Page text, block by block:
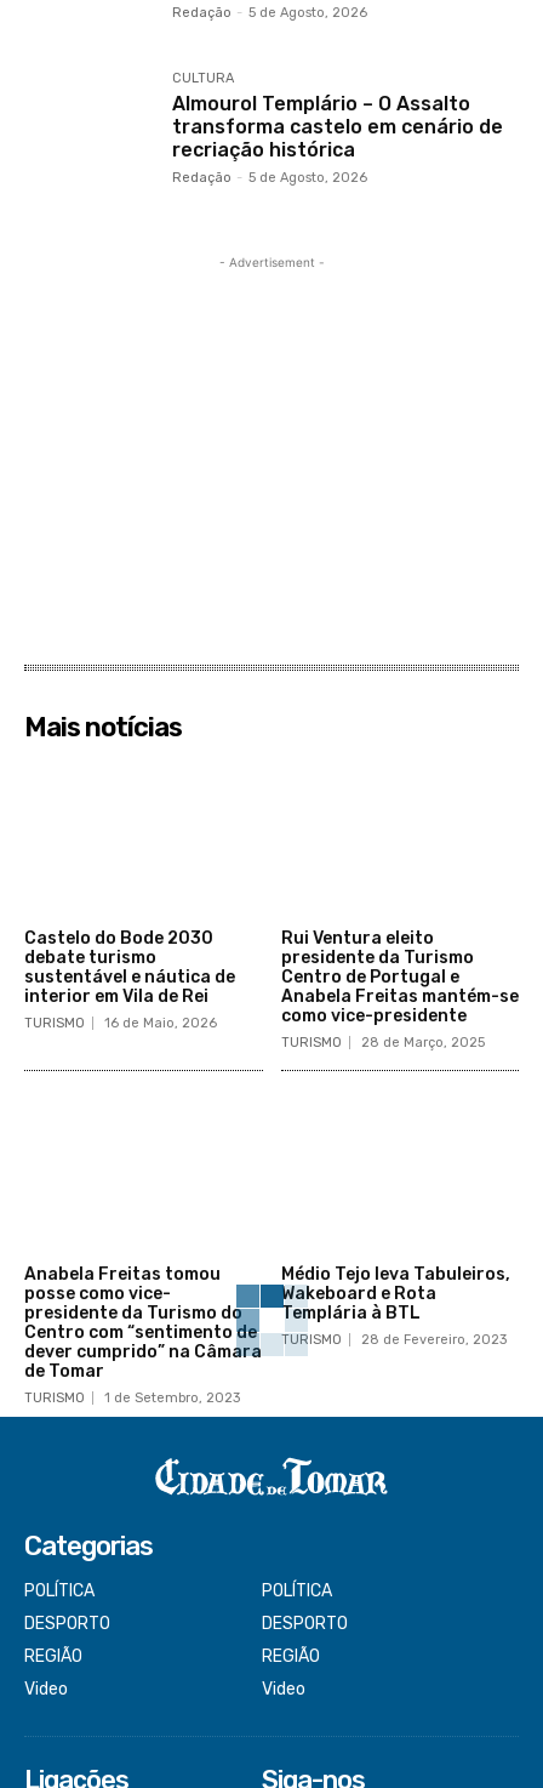
Redação - 5 de Agosto, 2026
CULTURA
Almourol Templário – O Assalto
transforma castelo em cenário de
recriação histórica
Redação - 5 de Agosto, 2026
- Advertisement -
Mais notícias
Castelo do Bode 2030
debate turismo
sustentável e náutica de
interior em Vila de Rei
TURISMO 16 de Maio, 2026
Rui Ventura eleito
presidente da Turismo
Centro de Portugal e
Anabela Freitas mantém-se
como vice-presidente
TURISMO 28 de Março, 2025
Anabela Freitas tomou
posse como vice-
presidente da Turismo do
Centro com “sentimento de
dever cumprido” na Câmara
de Tomar
TURISMO 1 de Setembro, 2023
Médio Tejo leva Tabuleiros,
Wakeboard e Rota
Templária à BTL
TURISMO 28 de Fevereiro, 2023
Categorias
POLÍTICA
DESPORTO
REGIÃO
Video
POLÍTICA
DESPORTO
REGIÃO
Video
Ligações Siga-nos